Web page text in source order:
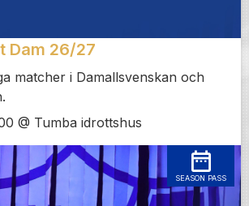
Dam 26/27
matcher i Damallsvenskan och
@ Tumba idrottshus
SEASON PASS